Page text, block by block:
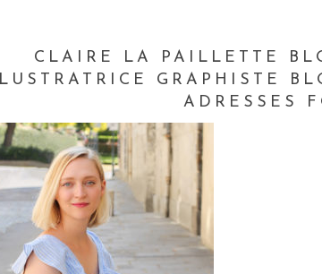
CLAIRE LA PAILLETTE
GRAPHISTE
ADRESSES